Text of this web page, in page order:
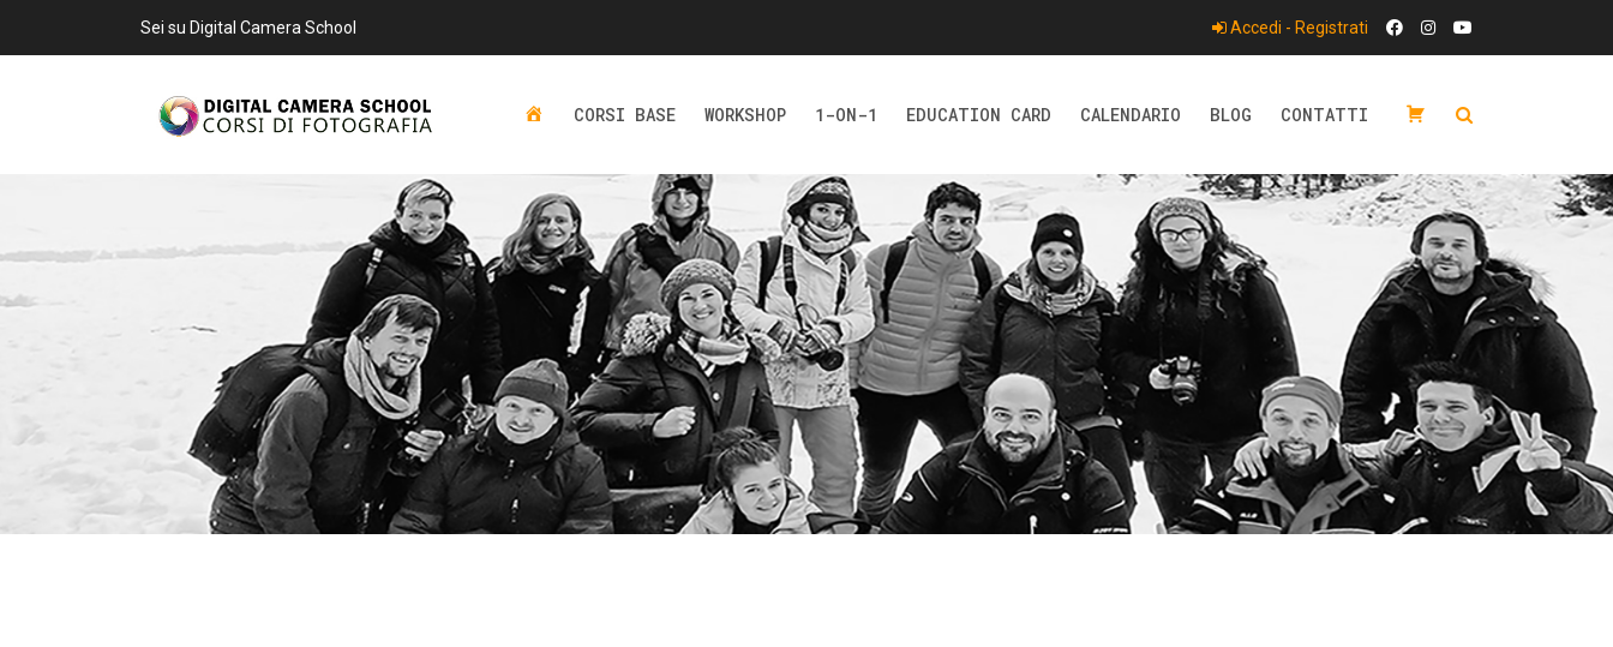
Sei su Digital Camera School Accedi - Registrati
CORSI BASE WORKSHOP 1-ON-1 EDUCATION CARD CALENDARIO BLOG CONTATTI